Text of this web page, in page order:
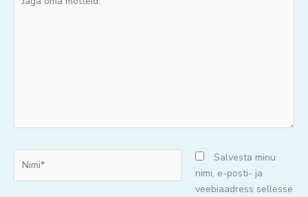
oma
Salvesta minu
nimi, e-posti- ja
veebiaadress sellesse